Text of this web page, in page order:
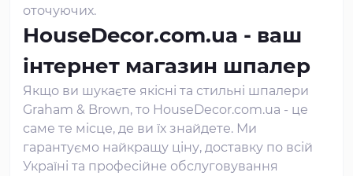
оточуючих.
HouseDecor.com.ua - ваш
інтернет магазин шпалер
Якщо ви шукаєте якісні та стильні шпалери
Graham & Brown, то HouseDecor.com.ua - це
саме те місце, де ви їх знайдете. Ми
гарантуємо найкращу ціну, доставку по всій
Україні та професійне обслуговування